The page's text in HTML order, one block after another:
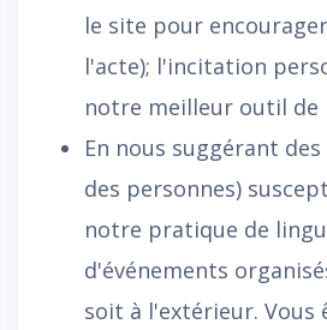
le site pour
l'acte); l'incitation
notre meilleur outil de
En nous suggérant
des personnes)
notre pratique de
d'événements
soit à l'extérieur. Vous